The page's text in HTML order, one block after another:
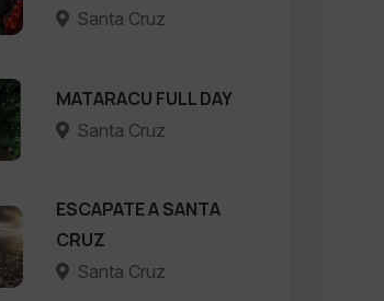
Santa Cruz
MATARACU FULL DAY
Santa Cruz
ESCAPATE A SANTA
CRUZ
Santa Cruz